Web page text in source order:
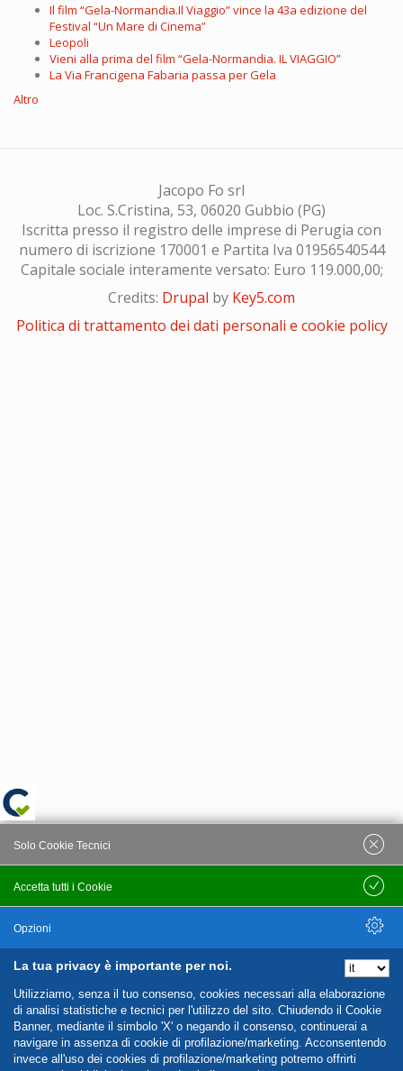
Il film “Gela-Normandia.Il Viaggio” vince la 43a edizione del
Festival “Un Mare di Cinema”
Leopoli
Vieni alla prima del film “Gela-Normandia. IL VIAGGIO”
La Via Francigena Fabaria passa per Gela
Altro
Jacopo Fo srl
Loc. S.Cristina, 53, 06020 Gubbio (PG)
Iscritta presso il registro delle imprese di Perugia con
numero di iscrizione 170001 e Partita Iva 01956540544
Capitale sociale interamente versato: Euro 119.000,00;
Credits: Drupal by Key5.com
Politica di trattamento dei dati personali e cookie policy
La tua privacy è importante per noi.
Utilizziamo, senza il tuo consenso, cookies necessari alla elaborazione
di analisi statistiche e tecnici per l'utilizzo del sito. Chiudendo il Cookie
Banner, mediante il simbolo 'X' o negando il consenso, continuerai a
navigare in assenza di cookie di profilazione/marketing. Acconsentendo
invece all'uso dei cookies di profilazione/marketing potremo offrirti
Accetta tutti i Cookie
Solo Cookie Tecnici
Salva
Opzioni
Nascondi Opzioni